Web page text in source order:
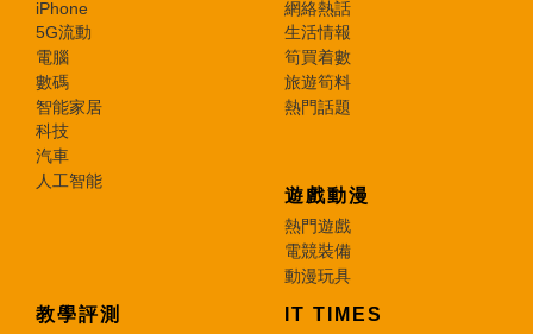
iPhone
5G流動
電腦
數碼
智能家居
科技
汽車
人工智能
網絡熱話
生活情報
筍買着數
旅遊筍料
熱門話題
遊戲動漫
熱門遊戲
電競裝備
動漫玩具
教學評測 IT TIMES